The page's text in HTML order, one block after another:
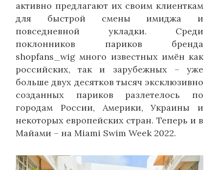
активно предлагают их своим клиенткам
для быстрой смены имиджа и
повседневной укладки. Среди
поклонников париков бренда
shopfans_wig много известных имён как
российских, так и зарубежных – уже
больше двух десятков тысяч эксклюзивно
созданных париков разлетелось по
городам России, Америки, Украины и
некоторых европейских стран. Теперь и в
Майами – на Miami Swim Week 2022.